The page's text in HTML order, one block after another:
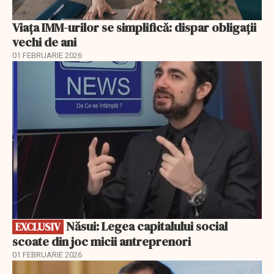
Viața IMM-urilor se simplifică: dispar obligații
vechi de ani
01 FEBRUARIE 2026
EXCLUSIV
EXCLUSIV
scoate din joc micii antreprenori
01 FEBRUARIE 2026